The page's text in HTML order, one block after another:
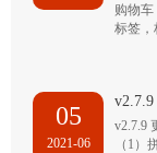
购物
标签
05
2021-06
v2.7.9
（1